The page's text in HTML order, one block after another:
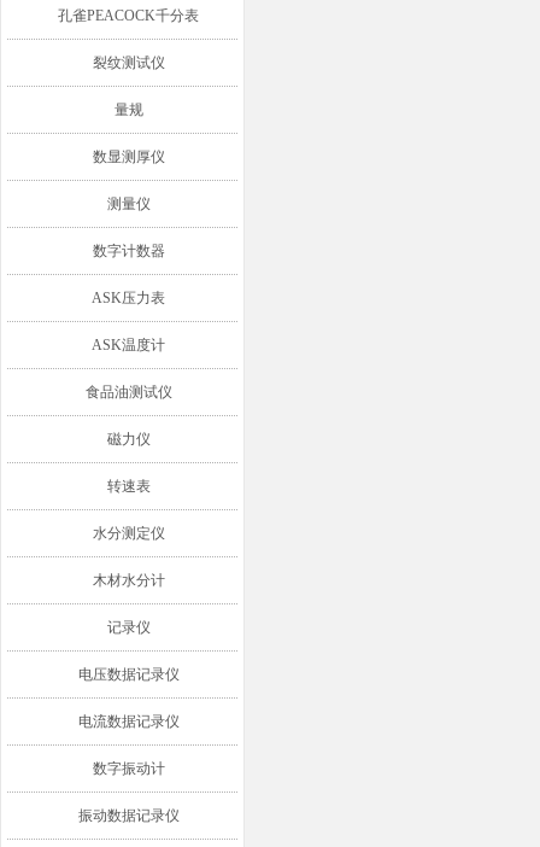
孔雀PEACOCK千分表
裂纹测试仪
量规
数显测厚仪
测量仪
数字计数器
ASK压力表
ASK温度计
食品油测试仪
磁力仪
转速表
水分测定仪
木材水分计
记录仪
电压数据记录仪
电流数据记录仪
数字振动计
振动数据记录仪